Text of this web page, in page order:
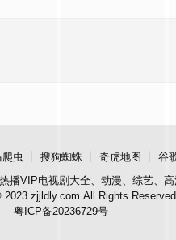
虫 搜狗蜘蛛 奇虎地图 谷
播VIP电视剧大全、动漫、综艺、
2023 zjjldly.com All Rights Reserved
粤ICP备20236729号